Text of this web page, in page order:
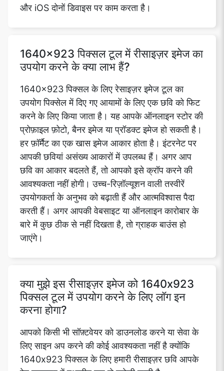
और iOS दोनों डिवाइस पर काम करता है।
1640x923 पिक्सल टूल में रीसाइज़र इमेज का
उपयोग करने के क्या लाभ हैं?
1640x923 पिक्सल के लिए रेसाइज़र इमेज टूल का
उपयोग पिक्सेल में दिए गए आयामों के लिए एक छवि को फिट
करने के लिए किया जाता है। यह आपके ऑनलाइन स्टोर की
प्रोफ़ाइल फ़ोटो, बैनर इमेज या प्रॉडक्ट इमेज हो सकती है।
हर फ़ॉर्मैट का एक खास इमेज आकार होता है। इंटरनेट पर
आपकी छवियां असंख्य आकारों में उपलब्ध हैं। अगर आप
छवि का आकार बदलते हैं, तो आपको इसे क्रॉप करने की
आवश्यकता नहीं होगी। उच्च-रिज़ॉल्यूशन वाली तस्वीरें
उपयोगकर्ता के अनुभव को बढ़ाती हैं और आत्मविश्वास पैदा
करती हैं। अगर आपकी वेबसाइट या ऑनलाइन कारोबार के
बारे में कुछ ठीक से नहीं दिखता है, तो ग्राहक बाउंस हो
जाएंगे।
क्या मुझे इस रीसाइज़र इमेज को 1640x923
पिक्सल टूल में उपयोग करने के लिए लॉग इन
करना होगा?
आपको किसी भी सॉफ़्टवेयर को डाउनलोड करने या सेवा के
लिए साइन अप करने की कोई आवश्यकता नहीं है क्योंकि
1640x923 पिक्सल के लिए हमारी रीसाइज़र छवि आपके